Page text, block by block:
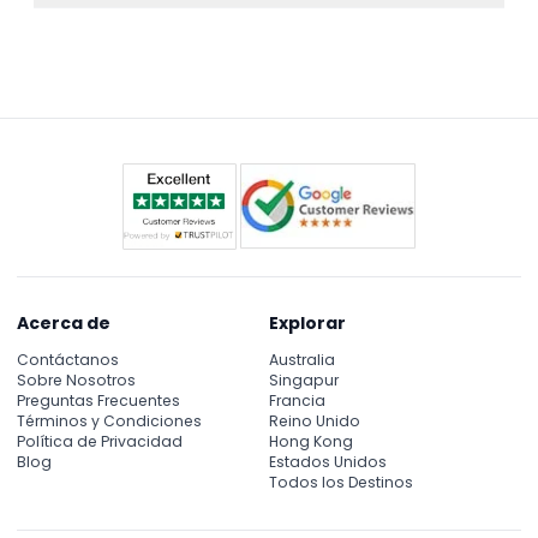
Acerca de
Contáctanos
Sobre Nosotros
Preguntas Frecuentes
Términos y Condiciones
Política de Privacidad
Blog
Explorar
Australia
Singapur
Francia
Reino Unido
Hong Kong
Estados Unidos
Todos los Destinos